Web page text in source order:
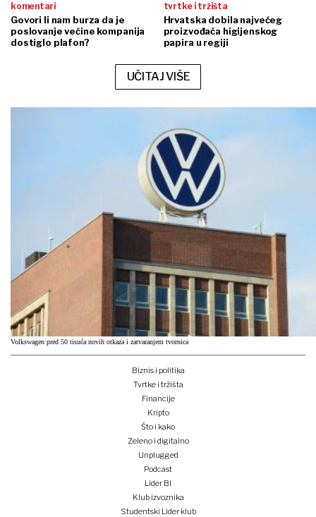
komentari
Govori li nam burza da je
poslovanje većine kompanija
dostiglo plafon?
tvrtke i tržišta
Hrvatska dobila najvećeg
proizvođača higijenskog
papira u regiji
UČITAJ VIŠE
Volkswagen pred 50 tisuća novih otkaza i zatvaranjem tvornica
Biznis i politika
Tvrtke i tržišta
Financije
Kripto
Što i kako
Zeleno i digitalno
Unplugged
Podcast
Lider BI
Klub izvoznika
Studentski Lider klub